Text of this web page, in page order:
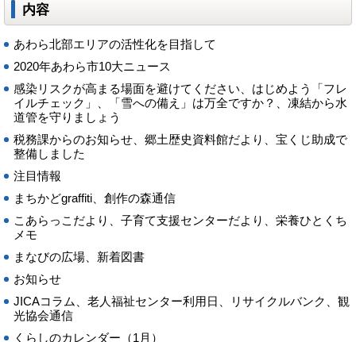
内容
あわら北部エリアの活性化を目指して
2020年あわら市10大ニュース
感染リスクが高まる場面を避けてください、はじめよう「フレ
イルチェック」、「雪への備え」は万全ですか？、凍結から水
道管を守りましょう
税務課からのお知らせ、郷土歴史資料館だより、宝くじ助成で
整備しました
注目情報
まちかどgraffiti、創作の森通信
こあらっこだより、子育て支援センターだより、栄養ひとくち
メモ
まなびの広場、新着図書
お知らせ
JICAコラム、老人福祉センター利用日、リサイクルバンク、観
光協会通信
くらしのカレンダー（1月）